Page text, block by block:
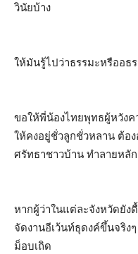
วินัยบ้าง
ให้มันรู้ไปว่าธรรมะหรืออธ
ขอให้พี่น้องไทยพุทธผู้หวัง
ให้คงอยู่ชั่วลูกชั่วหลาน ต้อ
ศรัทธาชาวบ้าน ทำลายหลั
หากผู้ว่าในแต่ละจังหวัดยัง
จัดงานอีเว้นท์ธุดงค์ขึ้นจริ
ม็อบเถิด